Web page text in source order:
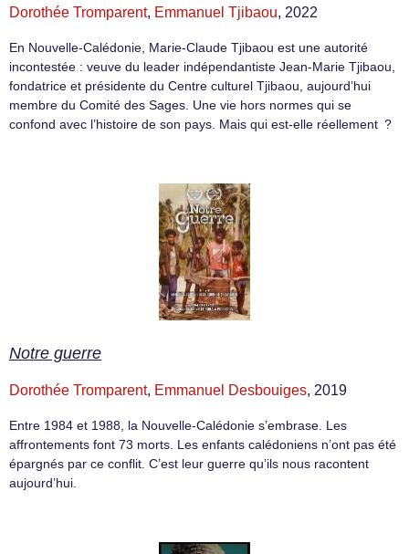
Dorothée Tromparent, Emmanuel Tjibaou, 2022
En Nouvelle-Calédonie, Marie-Claude Tjibaou est une autorité
incontestée : veuve du leader indépendantiste Jean-Marie Tjibaou,
fondatrice et présidente du Centre culturel Tjibaou, aujourd’hui
membre du Comité des Sages. Une vie hors normes qui se
confond avec l’histoire de son pays. Mais qui est-elle réellement ?
Notre guerre
Dorothée Tromparent, Emmanuel Desbouiges, 2019
Entre 1984 et 1988, la Nouvelle-Calédonie s’embrase. Les
affrontements font 73 morts. Les enfants calédoniens n’ont pas été
épargnés par ce conflit. C’est leur guerre qu’ils nous racontent
aujourd’hui.